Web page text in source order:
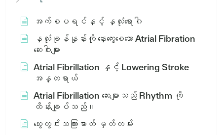
အက်စပရင်နှင့် နှလုံးရောဂါ
နှလုံးခုန်နှုန်းကို နှေးကွေးစေသော Atrial Fibration
ဆေးဝါးများ
Atrial Fibrillation နှင့် Lowering Stroke
အန္တရာယ်
Atrial Fibrillation ဆေးများသည် Rhythm ကို
ထိန်းချုပ်သည်။
သွေးတွင်းသကြားဓာတ် မှတ်တမ်း